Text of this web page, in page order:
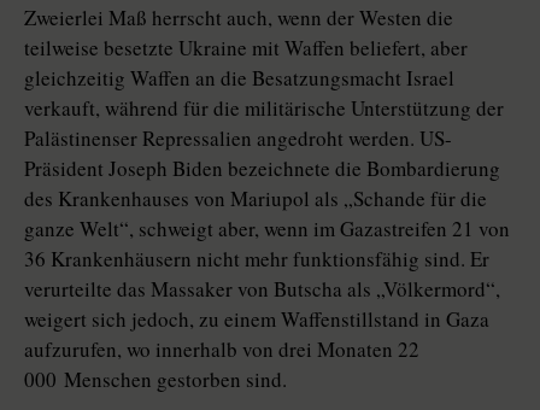
Zweierlei Maß herrscht auch, wenn der Westen die
teilweise besetzte Ukraine mit Waffen beliefert, aber
gleichzeitig Waffen an die Besatzungsmacht Israel
verkauft, während für die militärische Unterstützung der
Palästinenser Repressalien angedroht werden. US-
Präsident Joseph Biden bezeichnete die Bombardierung
des Krankenhauses von Mariupol als „Schande für die
ganze Welt“, schweigt aber, wenn im Gazastreifen 21 von
36 Krankenhäusern nicht mehr funktionsfähig sind. Er
verurteilte das Massaker von Butscha als „Völkermord“,
weigert sich jedoch, zu einem Waffenstillstand in Gaza
aufzurufen, wo innerhalb von drei Monaten 22
000 Menschen gestorben sind.